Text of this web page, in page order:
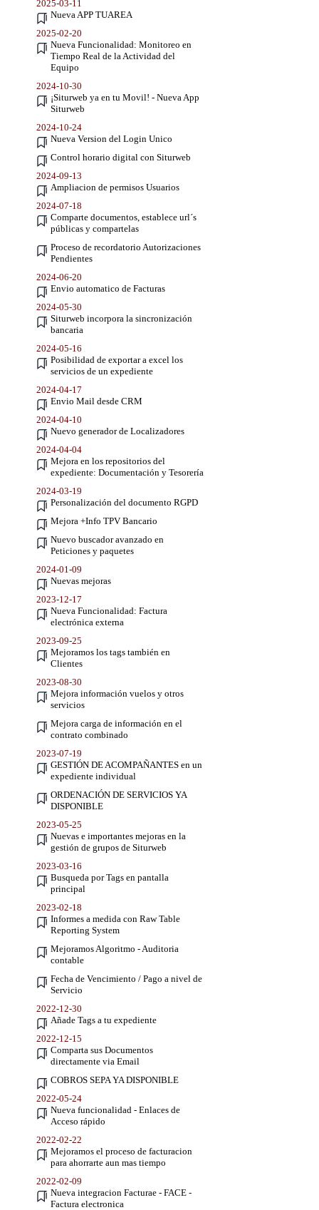
2025-03-11
Nueva APP TUAREA
2025-02-20
Nueva Funcionalidad: Monitoreo en
Tiempo Real de la Actividad del
Equipo
2024-10-30
¡Siturweb ya en tu Movil! - Nueva App
Siturweb
2024-10-24
Nueva Version del Login Unico
Control horario digital con Siturweb
2024-09-13
Ampliacion de permisos Usuarios
2024-07-18
Comparte documentos, establece url´s
públicas y compartelas
Proceso de recordatorio Autorizaciones
Pendientes
2024-06-20
Envio automatico de Facturas
2024-05-30
Siturweb incorpora la sincronización
bancaria
2024-05-16
Posibilidad de exportar a excel los
servicios de un expediente
2024-04-17
Envio Mail desde CRM
2024-04-10
Nuevo generador de Localizadores
2024-04-04
Mejora en los repositorios del
expediente: Documentación y Tesorería
2024-03-19
Personalización del documento RGPD
Mejora +Info TPV Bancario
Nuevo buscador avanzado en
Peticiones y paquetes
2024-01-09
Nuevas mejoras
2023-12-17
Nueva Funcionalidad: Factura
electrónica externa
2023-09-25
Mejoramos los tags también en
Clientes
2023-08-30
Mejora información vuelos y otros
servicios
Mejora carga de información en el
contrato combinado
2023-07-19
GESTIÓN DE ACOMPAÑANTES en un
expediente individual
ORDENACIÓN DE SERVICIOS YA
DISPONIBLE
2023-05-25
Nuevas e importantes mejoras en la
gestión de grupos de Siturweb
2023-03-16
Busqueda por Tags en pantalla
principal
2023-02-18
Informes a medida con Raw Table
Reporting System
Mejoramos Algoritmo - Auditoria
contable
Fecha de Vencimiento / Pago a nivel de
Servicio
2022-12-30
Añade Tags a tu expediente
2022-12-15
Comparta sus Documentos
directamente via Email
COBROS SEPA YA DISPONIBLE
2022-05-24
Nueva funcionalidad - Enlaces de
Acceso rápido
2022-02-22
Mejoramos el proceso de facturacion
para ahorrarte aun mas tiempo
2022-02-09
Nueva integracion Facturae - FACE -
Factura electronica